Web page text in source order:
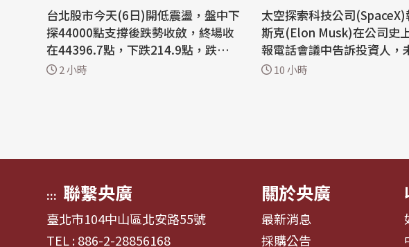
台北股市今天(6日)開低震盪，盤中下
探44000點支撐後跌勢收斂，終場收
在44396.7點，下跌214.9點，跌幅0.
48%，成交金額新台幣9403.91億
2 小時
太空探索科技公司(SpaceX)
斯克(Elon Musk)在公司史
報電話會議中告訴投資人，
eX將完全以輝達(Nvidia)的
10 小時
::: 聯繫央廣
臺北市104中山區北安路55號
TEL : 886-2-28856168
關於央廣
最新消息
採購公告